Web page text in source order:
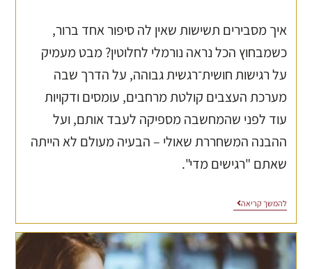
איך מסבירים תשישות שאין לה סיפור אחד ברור,
כשמבחוץ הכל נראה נורמלי לחלוטין? מבט מעמיק
על רגישות חושית־רגשית גבוהה, על הדרך שבה
מערכת העצבים קולטת מרחבים, עומסים ודקויות
עוד לפני שהמחשבה מספיקה לעבד אותם, ועל
ההבנה המשחררת שאולי – הבעיה מעולם לא הייתה
שאתם "רגישים מדי".
להמשך קריאה